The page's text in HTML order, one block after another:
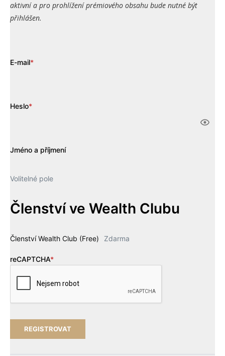
aktivní a pro prohlížení prémiového obsahu bude nutné být
přihlášen.
E-mail*
Heslo*
Jméno a příjmení
Volitelné pole
Členství ve Wealth Clubu
Členství Wealth Club (Free) Zdarma
reCAPTCHA*